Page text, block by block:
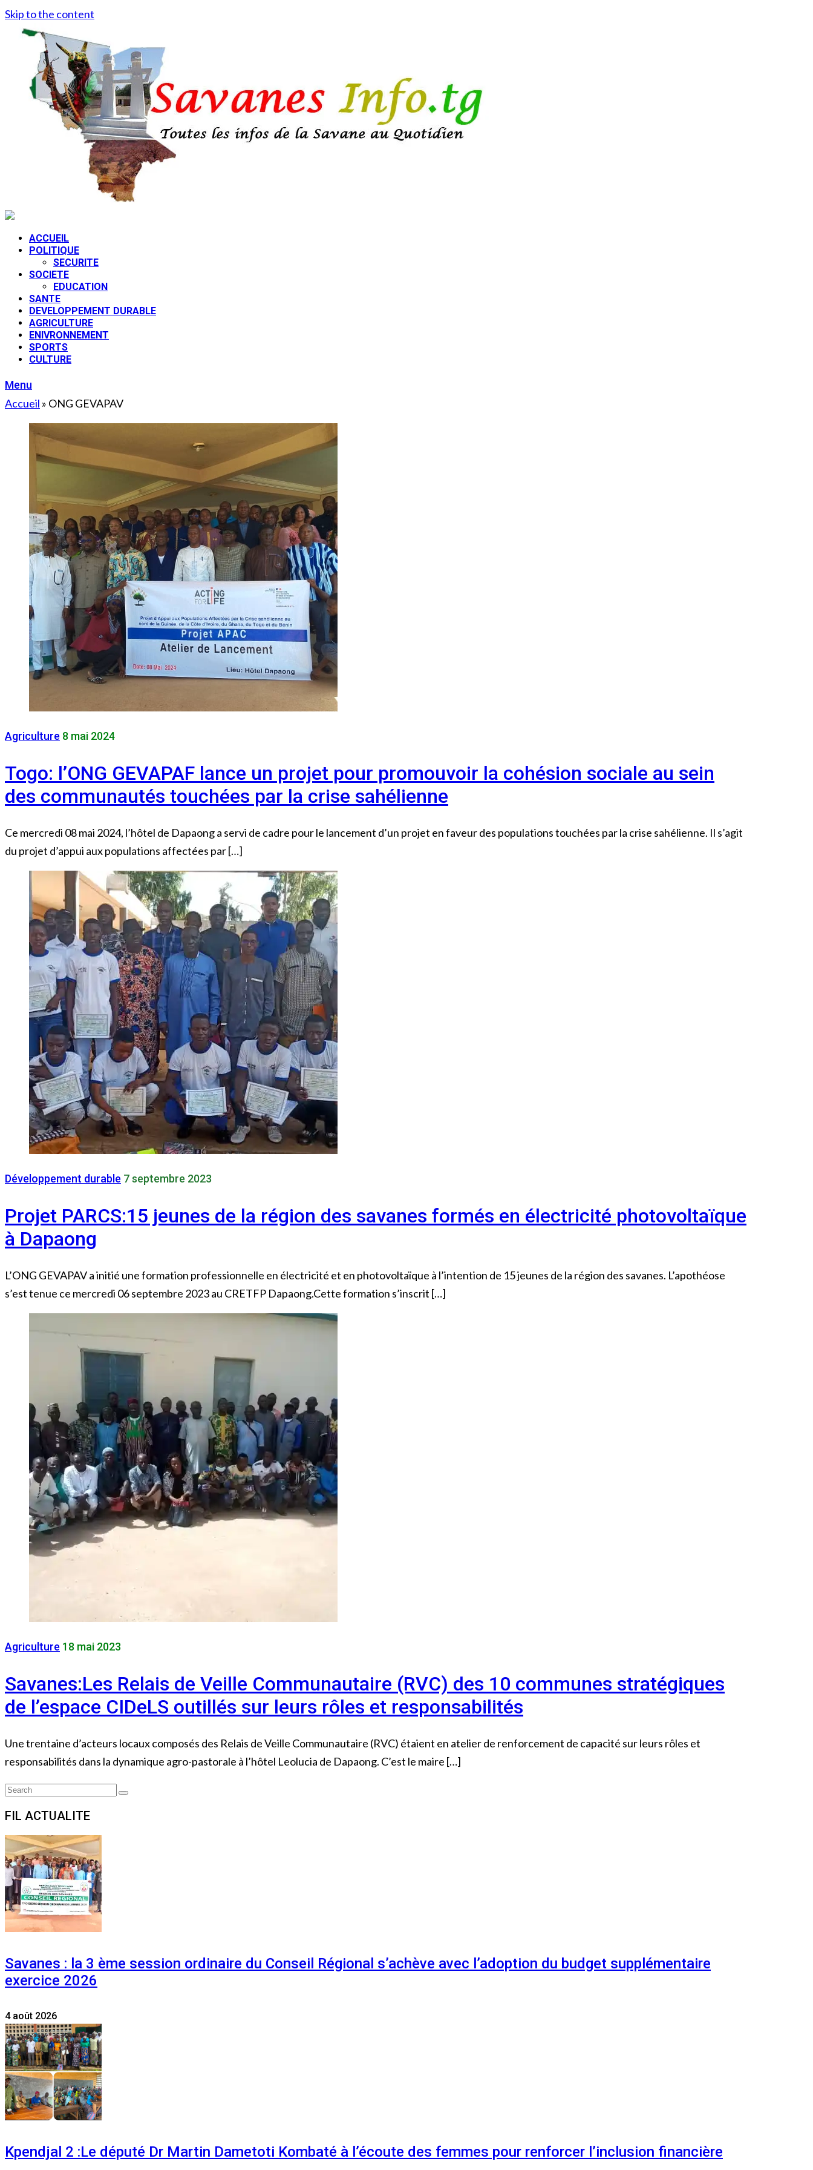
Skip to the content
ACCUEIL
POLITIQUE
SECURITE
SOCIETE
EDUCATION
SANTE
DEVELOPPEMENT DURABLE
AGRICULTURE
ENIVRONNEMENT
SPORTS
CULTURE
Menu
Accueil » ONG GEVAPAV
Agriculture 8 mai 2024
Togo: l’ONG GEVAPAF lance un projet pour promouvoir la cohésion sociale au sein
des communautés touchées par la crise sahélienne
Ce mercredi 08 mai 2024, l’hôtel de Dapaong a servi de cadre pour le lancement d’un projet en faveur des populations touchées par la crise sahélienne. Il s’agit
du projet d’appui aux populations affectées par […]
Développement durable 7 septembre 2023
Projet PARCS:15 jeunes de la région des savanes formés en électricité photovoltaïque
à Dapaong
L’ONG GEVAPAV a initié une formation professionnelle en électricité et en photovoltaïque à l’intention de 15 jeunes de la région des savanes. L’apothéose
s’est tenue ce mercredi 06 septembre 2023 au CRETFP Dapaong.Cette formation s’inscrit […]
Agriculture 18 mai 2023
Savanes:Les Relais de Veille Communautaire (RVC) des 10 communes stratégiques
de l’espace CIDeLS outillés sur leurs rôles et responsabilités
Une trentaine d’acteurs locaux composés des Relais de Veille Communautaire (RVC) étaient en atelier de renforcement de capacité sur leurs rôles et
responsabilités dans la dynamique agro-pastorale à l’hôtel Leolucia de Dapaong. C’est le maire […]
Search
Search
FIL ACTUALITE
Savanes : la 3 ème session ordinaire du Conseil Régional s’achève avec l’adoption du budget supplémentaire
exercice 2026
4 août 2026
Kpendjal 2 :Le député Dr Martin Dametoti Kombaté à l’écoute des femmes pour renforcer l’inclusion financière